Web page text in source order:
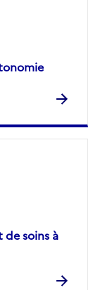
de soins à